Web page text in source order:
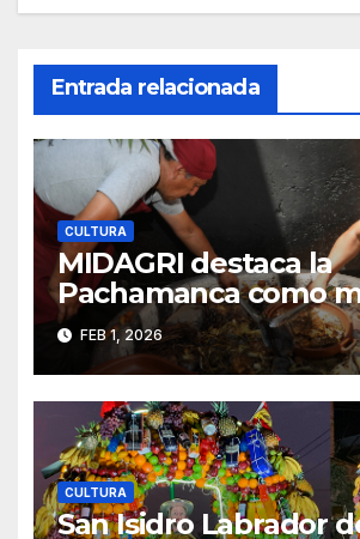
Entrada relacionada
CULTURA
MIDAGRI destaca la
Pachamanca como
biodiversidad y
rural
FEB 1, 2026
CULTURA
San Isidro Labrador